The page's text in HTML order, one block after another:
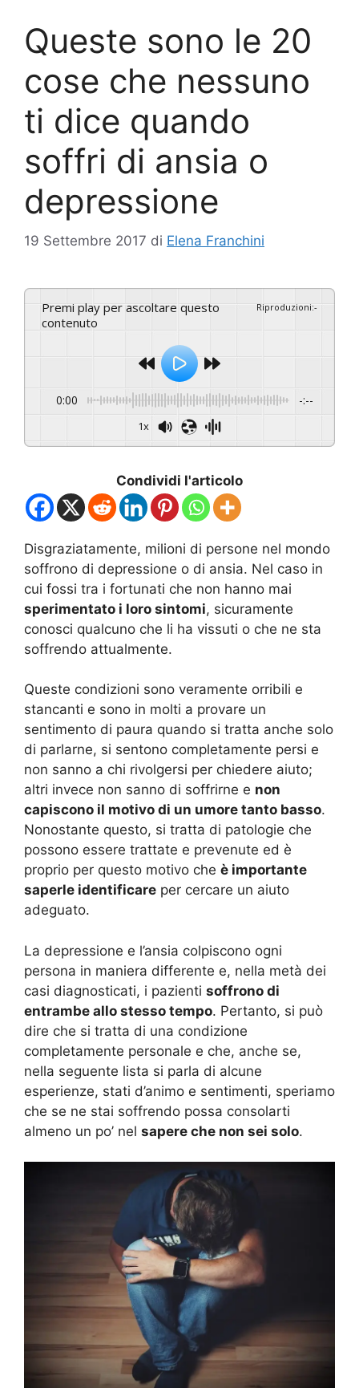
Queste sono le 20
cose che nessuno
ti dice quando
soffri di ansia o
depressione
19 Settembre 2017 di Elena Franchini
Premi play per ascoltare questo
contenuto
Riproduzioni:-
0:00 -:--
1x
Condividi l'articolo
Disgraziatamente, milioni di persone nel mondo
soffrono di depressione o di ansia. Nel caso in
cui fossi tra i fortunati che non hanno mai
sperimentato i loro sintomi, sicuramente
conosci qualcuno che li ha vissuti o che ne sta
soffrendo attualmente.
Queste condizioni sono veramente orribili e
stancanti e sono in molti a provare un
sentimento di paura quando si tratta anche solo
di parlarne, si sentono completamente persi e
non sanno a chi rivolgersi per chiedere aiuto;
altri invece non sanno di soffrirne e non
capiscono il motivo di un umore tanto basso.
Nonostante questo, si tratta di patologie che
possono essere trattate e prevenute ed è
proprio per questo motivo che è importante
saperle identificare per cercare un aiuto
adeguato.
La depressione e l’ansia colpiscono ogni
persona in maniera differente e, nella metà dei
casi diagnosticati, i pazienti soffrono di
entrambe allo stesso tempo. Pertanto, si può
dire che si tratta di una condizione
completamente personale e che, anche se,
nella seguente lista si parla di alcune
esperienze, stati d’animo e sentimenti, speriamo
che se ne stai soffrendo possa consolarti
almeno un po’ nel sapere che non sei solo.